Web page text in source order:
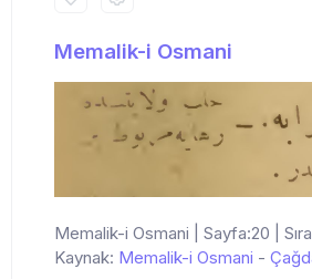
Memalik-i Osmani
Memalik-i Osmani | Sayfa:20 |
Kaynak: Memalik-i Osmani -